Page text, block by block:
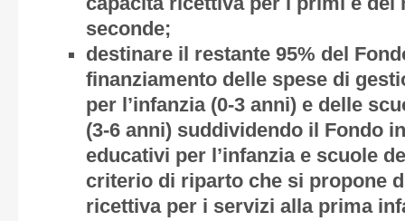
seconde;
destinare il restante 95% del
finanziamento delle spese di
per l’infanzia (0-3 anni) e delle
(3-6 anni) suddividendo il Fondo
educativi per l’infanzia e scuole
criterio di riparto che si propone
ricettiva per i servizi alla prima